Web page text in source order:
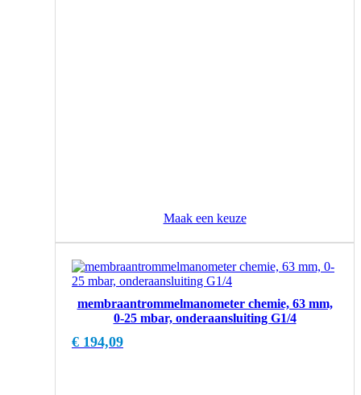
Maak een keuze
membraantrommelmanometer chemie, 63 mm,
0-25 mbar, onderaansluiting G1/4
€ 194,09